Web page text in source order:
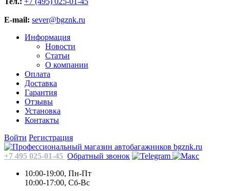
E-mail: sever@bgznk.ru
Информация
Новости
Статьи
О компании
Оплата
Доставка
Гарантия
Отзывы
Установка
Контакты
Войти Регистрация
+7 495 025-01-45 Обратный звонок
10:00-19:00, Пн-Пт
10:00-17:00, Сб-Вс